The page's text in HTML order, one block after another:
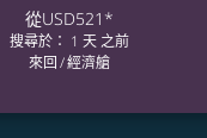
從USD521*
搜尋於： 1 天 之前
來回/經濟艙